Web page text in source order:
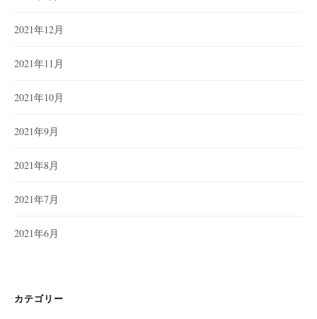
2021年12月
2021年11月
2021年10月
2021年9月
2021年8月
2021年7月
2021年6月
カテゴリー